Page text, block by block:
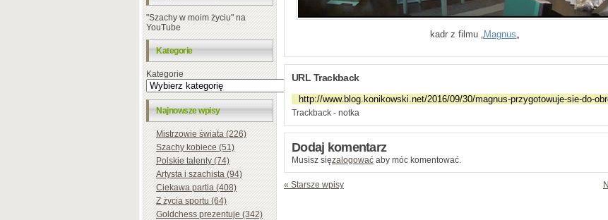
"Szachy w moim życiu" na
YouTube
Kategorie
Kategorie
Najnowsze wpisy
Mistrzowie świata (226)
Szachy kobiece (51)
Polskie talenty (74)
Artysta i szachista (94)
Ciekawa partia (408)
Z życia sportu (64)
Goldchess prezentuje (342)
kadr z filmu „Magnus„
URL Trackback
Trackback - notka
Dodaj komentarz
Musisz sięzalogować aby móc komentować.
« Starsze wpisy